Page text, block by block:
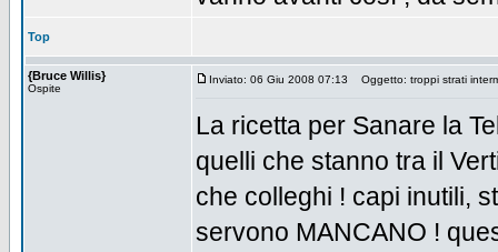
Top
{Bruce Willis}
Ospite
Inviato: 06 Giu 2008 07:13 Oggetto: troppi strati
La ricetta per Sanare la
quelli che stanno tra il
che colleghi ! capi inutili,
servono MANCANO !